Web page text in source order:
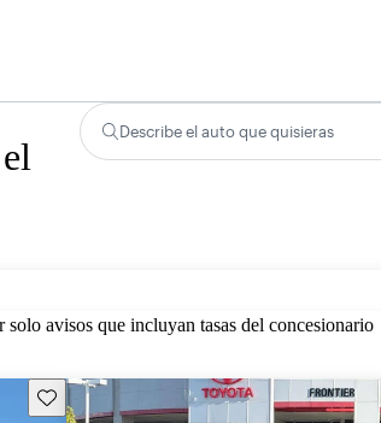
Describe el auto que quisieras
solo avisos que incluyan tasas del concesionario
Guarda este Aviso